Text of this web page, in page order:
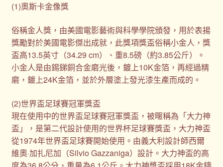
(1)奧斯卡金像獎
俗稱金人獎，由美國電影藝術與科學學院頒發，用於表揚
獎勵對於美國電影傑出成就，此獎項獎盃俗稱小金人，獎
盃高13.5英寸（34.29 cm）、重8.5磅（約3.85公斤）。
小金人是由錫銻銅合金磨光後，鍍上10K金箔，再經過精
磨，鍍上24K金箔，並於外層塗上發光漆生產而成的。
(2)世界盃足球賽冠軍獎盃
現在使用中的世界盃足球賽冠軍獎盃，被暱稱為「大力神
盃」，是第二代設計使用的世界杯足球賽獎盃，大力神盃
從1974年世界盃足球賽開始使用。由義大利設計師西爾
維奧·加扎尼加（Silvio Gazzaniga）設計。大力神盃的高